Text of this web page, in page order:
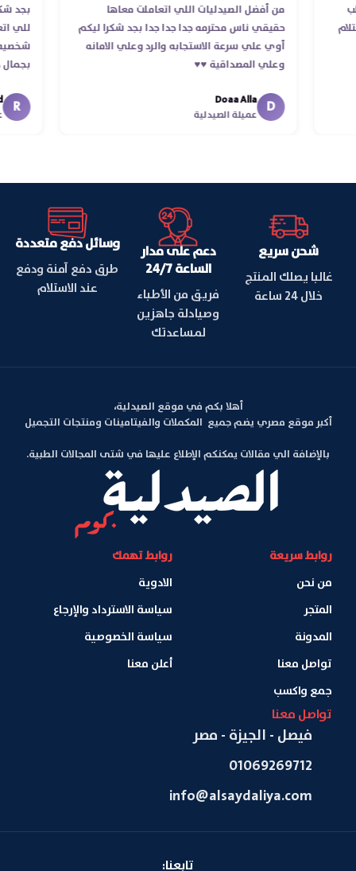
من أفضل الصيدليات اللي اتعاملت معاها
حقيقي ناس محترمه جدا جدا جدا بجد شكرا ليكم
أوي علي سرعة الاستجابه والرد وعلي الامانه
وعلي المصداقية ♥️♥️‏
D
Doaa Alla
عميلة الصيدلية
شحن سريع
غالبا يصلك المنتج
خلال 24 ساعة
دعم على مدار
الساعة 24/7
فريق من الأطباء
وصيادلة جاهزين
لمساعدتك
وسائل دفع متعددة
طرق دفع آمنة ودفع
عند الاستلام
أهلا بكم في موقع الصيدلية،
أكبر موقع مصري يضم جميع المكملات والفيتامينات ومنتجات التجميل
بالإضافة الي مقالات يمكنكم الإطلاع عليها في شتى المجالات الطبية.
روابط سريعة
من نحن
المتجر
المدونة
تواصل معنا
جمع واكسب
روابط تهمك
الادوية
سياسة الاسترداد والإرجاع
سياسة الخصوصية
أعلن معنا
تواصل معنا
فيصل - الجيزة - مصر
01069269712
info@alsaydaliya.com
تابعنا: